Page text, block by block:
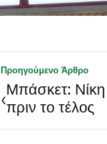
Προηγούμενο Άρθρο
‹Μπάσκετ:
πριν το τέλος